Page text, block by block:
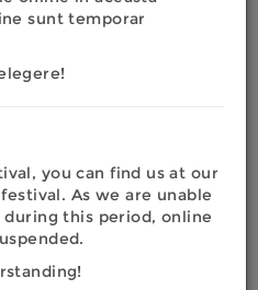
sunt temporar
you can find us at our
As we are unable
this period, online